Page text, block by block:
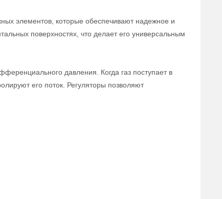
элементов, которые обеспечивают надежное и
поверхностях, что делает его универсальным
давления. Когда газ поступает в
его поток. Регуляторы позволяют